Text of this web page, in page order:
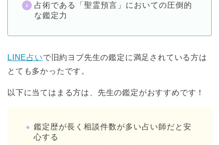
占術である「聖霊預言」においての圧倒的
な鑑定力
LINE占いで旧約ヨブ先生の鑑定に満足されている方は
とても多かったです。
以下に当てはまる方は、先生の鑑定がおすすめです！
鑑定歴が長く相談件数が多い占い師だと安
心する